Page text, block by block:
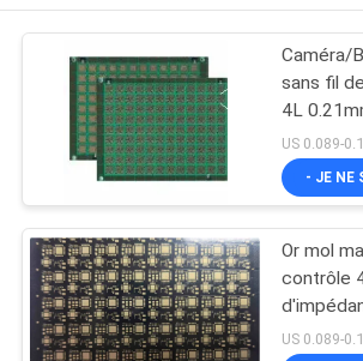
PRODUITS
SUJET
NOUS
VISITE
D'USINE
Substrat de
Substrat de
d'IC
Caméra/
sans fil
4L
de
- JE NE
Or mol
contrôle
de